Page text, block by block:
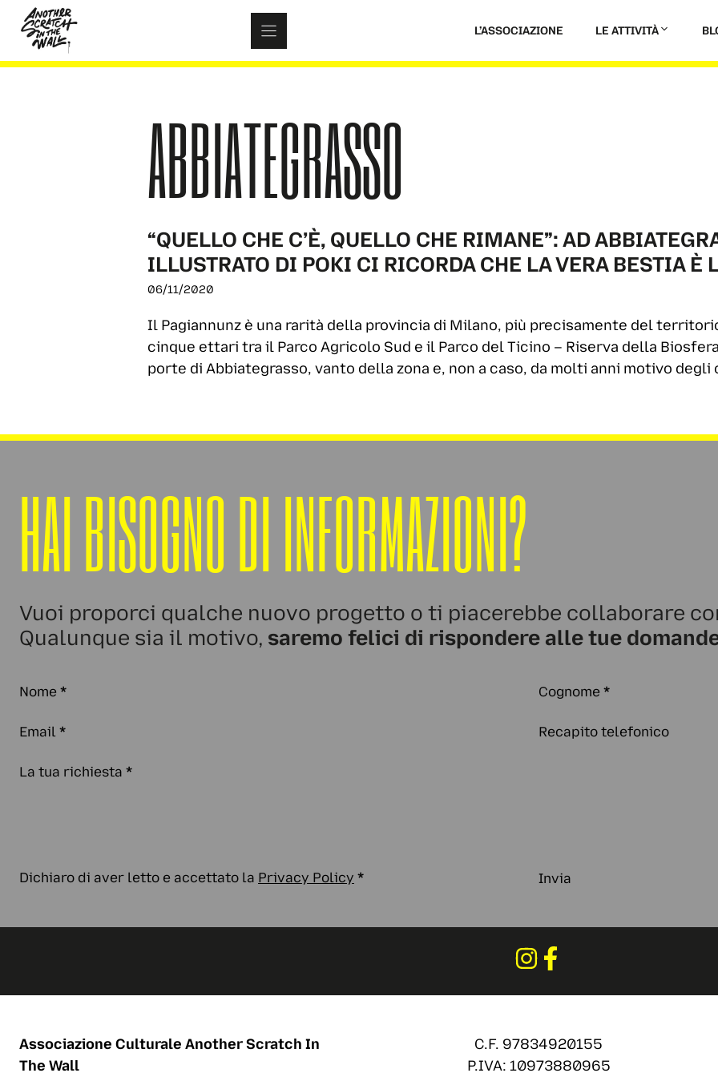
content
L’ASSOCIAZIONE LE ATTIVITÀ
ABBIATEGRASSO
“QUELLO CHE C’È, QUELLO CHE RIMANE”: AD
ILLUSTRATO DI POKI CI RICORDA CHE LA VERA BESTIA È
06/11/2020
Il Pagiannunz è una rarità della provincia di Milano, più precisamente del
cinque ettari tra il Parco Agricolo Sud e il Parco del Ticino – Riserva della
porte di Abbiategrasso, vanto della zona e, non a caso, da molti anni motivo degli
HAI BISOGNO DI INFORMAZIONI?
Vuoi proporci qualche nuovo progetto o ti piacerebbe collaborare
Qualunque sia il motivo, saremo felici di rispondere alle tue
Nome * Cognome *
Email * Recapito telefonico
La tua richiesta *
Dichiaro di aver letto e accettato la Privacy Policy * Invia
Associazione Culturale Another Scratch In
The Wall
C.F. 97834920155
P.IVA: 10973880965